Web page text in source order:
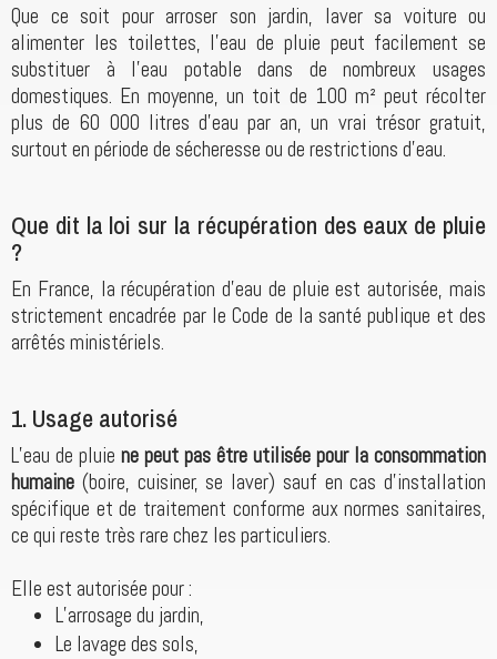
Que ce soit pour arroser son jardin, laver sa voiture ou
alimenter les toilettes, l’eau de pluie peut facilement se
substituer à l’eau potable dans de nombreux usages
domestiques. En moyenne, un toit de 100 m² peut récolter
plus de 60 000 litres d’eau par an, un vrai trésor gratuit,
surtout en période de sécheresse ou de restrictions d’eau.
Que dit la loi sur la récupération des eaux de pluie
?
En France, la récupération d’eau de pluie est autorisée, mais
strictement encadrée par le Code de la santé publique et des
arrêtés ministériels.
1. Usage autorisé
L’eau de pluie ne peut pas être utilisée pour la consommation
humaine (boire, cuisiner, se laver) sauf en cas d'installation
spécifique et de traitement conforme aux normes sanitaires,
ce qui reste très rare chez les particuliers.
Elle est autorisée pour :
L’arrosage du jardin,
Le lavage des sols,